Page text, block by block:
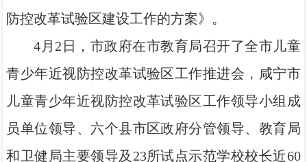
防控改革试验区建设工作的方案》。
4月2日，市政府在市教育局召开了全市儿童
青少年近视防控改革试验区工作推进会，咸宁市
儿童青少年近视防控改革试验区工作领导小组成
员单位领导、六个县市区政府分管领导、教育局
和卫健局主要领导及23所试点示范学校校长近60